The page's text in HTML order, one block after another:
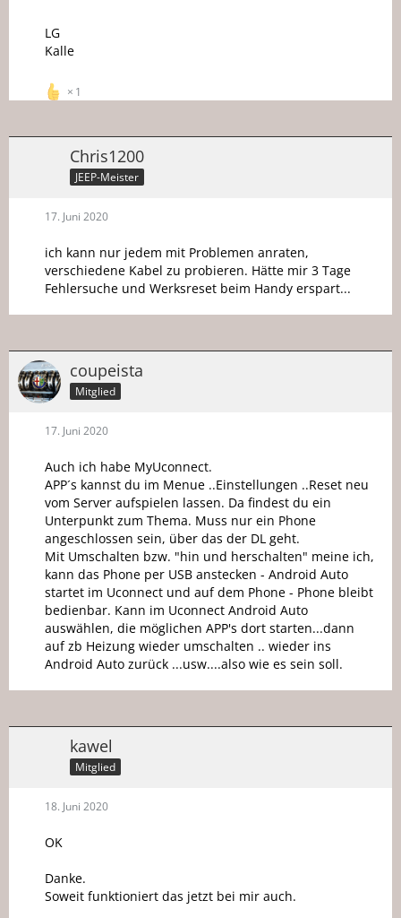
LG
Kalle
1
Chris1200
JEEP-Meister
17. Juni 2020
ich kann nur jedem mit Problemen anraten,
verschiedene Kabel zu probieren. Hätte mir 3 Tage
Fehlersuche und Werksreset beim Handy erspart...
coupeista
Mitglied
17. Juni 2020
Auch ich habe MyUconnect.
APP´s kannst du im Menue ..Einstellungen ..Reset neu
vom Server aufspielen lassen. Da findest du ein
Unterpunkt zum Thema. Muss nur ein Phone
angeschlossen sein, über das der DL geht.
Mit Umschalten bzw. "hin und herschalten" meine ich,
kann das Phone per USB anstecken - Android Auto
startet im Uconnect und auf dem Phone - Phone bleibt
bedienbar. Kann im Uconnect Android Auto
auswählen, die möglichen APP's dort starten...dann
auf zb Heizung wieder umschalten .. wieder ins
Android Auto zurück ...usw....also wie es sein soll.
kawel
Mitglied
18. Juni 2020
OK
Danke.
Soweit funktioniert das jetzt bei mir auch.